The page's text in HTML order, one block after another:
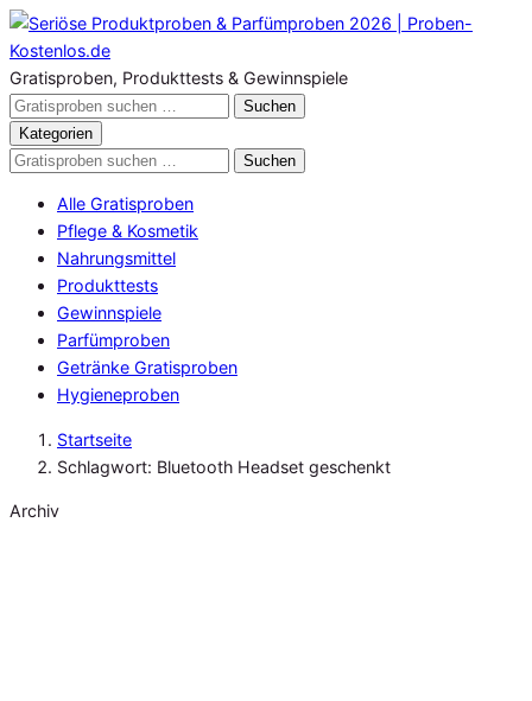
Zum
Inhalt
springen
Gratisproben, Produkttests & Gewinnspiele
Gratisproben
durchsuchen
Suchen
Kategorien
Gratisproben
Suchen
Alle Gratisproben
Pflege & Kosmetik
Nahrungsmittel
Produkttests
Gewinnspiele
Parfümproben
Getränke Gratisproben
Hygieneproben
Startseite
Schlagwort: Bluetooth Headset geschenkt
Archiv